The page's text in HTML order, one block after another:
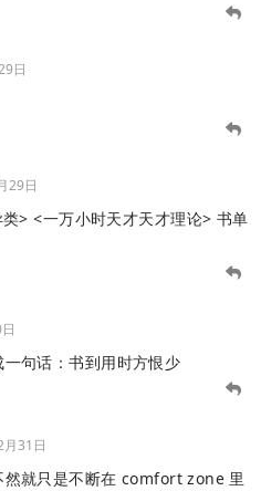
日
29日
> <一万小时天才天才理论> 书单
句话：书到用时方恨少
31日
然就只是不断在 comfort zone 里